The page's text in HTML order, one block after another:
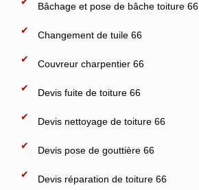
Bâchage et pose de bâche toiture 66
Changement de tuile 66
Couvreur charpentier 66
Devis fuite de toiture 66
Devis nettoyage de toiture 66
Devis pose de gouttière 66
Devis réparation de toiture 66